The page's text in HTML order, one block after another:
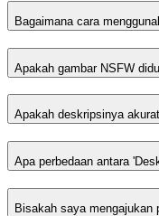
Bagaimana cara
Apakah gambar NSFW
Apakah deskripsinya
Apa perbedaan antara
Bisakah saya mengajukan